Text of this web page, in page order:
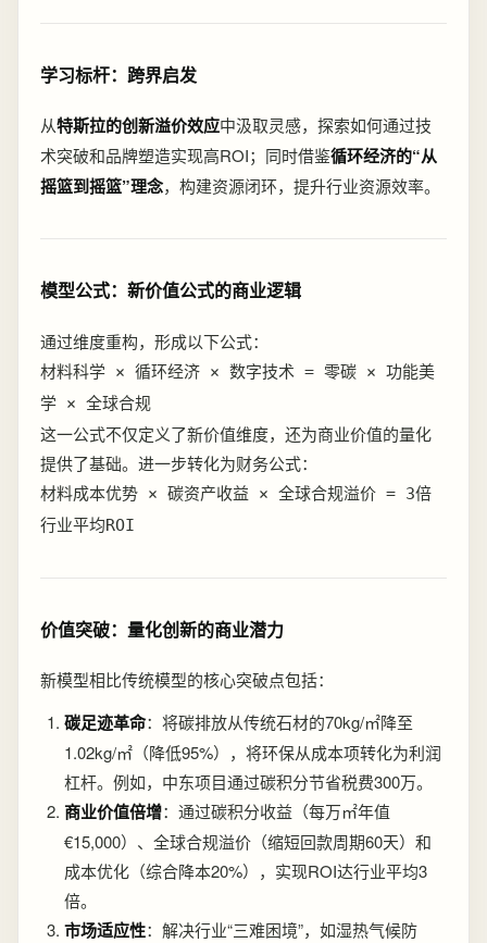
学习标杆：跨界启发
从特斯拉的创新溢价效应中汲取灵感，探索如何通过技
术突破和品牌塑造实现高ROI；同时借鉴循环经济的“从
摇篮到摇篮”理念，构建资源闭环，提升行业资源效率。
模型公式：新价值公式的商业逻辑
通过维度重构，形成以下公式：
材料科学 × 循环经济 × 数字技术 = 零碳 × 功能美
学 × 全球合规
这一公式不仅定义了新价值维度，还为商业价值的量化
提供了基础。进一步转化为财务公式：
材料成本优势 × 碳资产收益 × 全球合规溢价 = 3倍
行业平均ROI
价值突破：量化创新的商业潜力
新模型相比传统模型的核心突破点包括：
碳足迹革命：将碳排放从传统石材的70kg/㎡降至
1.02kg/㎡（降低95%），将环保从成本项转化为利润
杠杆。例如，中东项目通过碳积分节省税费300万。
商业价值倍增：通过碳积分收益（每万㎡年值
€15,000）、全球合规溢价（缩短回款周期60天）和
成本优化（综合降本20%），实现ROI达行业平均3
倍。
市场适应性：解决行业“三难困境”，如湿热气候防